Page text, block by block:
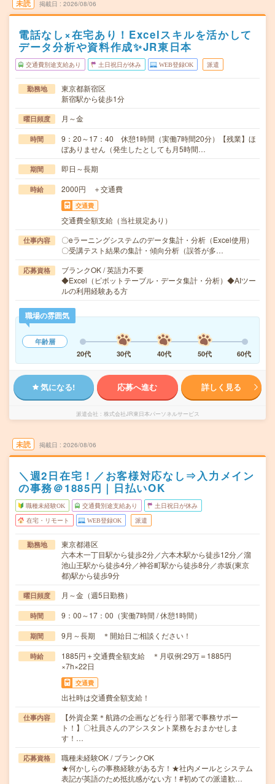
未読 掲載日 2026/08/06
電話なし×在宅あり！Excelスキルを活かして
データ分析や資料作成✨JR東日本
交通費別途支給あり 土日祝日が休み WEB登録OK 派遣
勤務地
東京都新宿区
新宿駅から徒歩1分
曜日頻度 月～金
時間
9：20～17：40 休憩1時間（実働7時間20分）【残業】ほ
ぼありません（発生したとしても月5時間…
期間 即日～長期
時給 2000円 ＋交通費
交通費
交通費全額支給（当社規定あり）
仕事内容
〇eラーニングシステムのデータ集計・分析（Excel使用）
〇受講テスト結果の集計・傾向分析（誤答が多…
応募資格
ブランクOK / 英語力不要
◆Excel（ピボットテーブル・データ集計・分析）◆AIツー
ルの利用経験ある方
職場の雰囲気
年齢層
20代
30代 40代 50代 60代
気になる! 応募へ進む 詳しく見る
派遣会社 株式会社JR東日本パーソネルサービス
未読 掲載日 2026/08/06
＼週2日在宅！／お客様対応なし⇒入力メイン
の事務＠1885円｜日払いOK
職種未経験OK 交通費別途支給あり 土日祝日が休み
在宅・リモート WEB登録OK 派遣
勤務地
東京都港区
六本木一丁目駅から徒歩2分／六本木駅から徒歩12分／溜
池山王駅から徒歩4分／神谷町駅から徒歩8分／赤坂(東京
都)駅から徒歩9分
曜日頻度 月～金（週5日勤務）
時間 9：00～17：00（実働7時間 / 休憩1時間）
期間 9月～長期 ＊開始日ご相談ください！
時給
1885円＋交通費全額支給 ＊月収例:29万＝1885円
×7h×22日
交通費
出社時は交通費全額支給！
仕事内容
【外資企業＊航路の企画などを行う部署で事務サポー
ト！】〇社員さんのアシスタント業務をおまかせしま
す！…
応募資格
職種未経験OK / ブランクOK
★何かしらの事務経験がある方！★社内メールとシステム
表記が英語のため抵抗感がない方！#初めての派遣歓…